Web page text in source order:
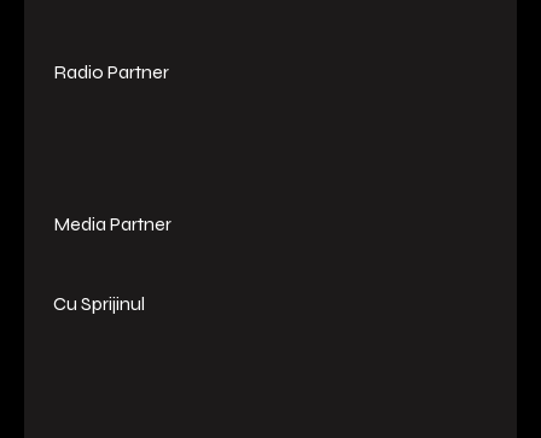
Radio Partner
Media Partner
Cu Sprijinul